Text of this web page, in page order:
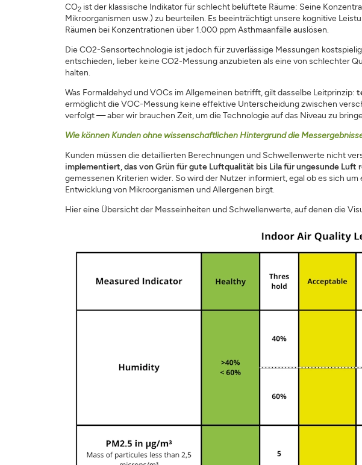
CO2ist der klassische Indikator für schlecht belüftete Räume: Seine
Mikroorganismen usw.) zu beurteilen. Es beeinträchtigt unsere kognitive
Räumen bei Konzentrationen über 1.000 ppm Asthmaanfälle auslösen.
Die CO2-Sensortechnologie ist jedoch für zuverlässige Messungen
entschieden, lieber keine CO2-Messung anzubieten als eine von schlechter
halten.
Was Formaldehyd und VOCs im Allgemeinen betrifft, gilt dasselbe Leitprinzip:
ermöglicht die VOC-Messung keine effektive Unterscheidung zwischen
verfolgt — aber wir brauchen Zeit, um die Technologie auf das Niveau zu
Wie können Kunden ohne wissenschaftlichen Hintergrund die
Kunden müssen die detaillierten Berechnungen und Schwellenwerte nicht
implementiert, das von Grün für gute Luftqualität bis Lila für ungesunde Luft
gemessenen Kriterien wider. So wird der Nutzer informiert, egal ob es sich
Entwicklung von Mikroorganismen und Allergenen birgt.
Hier eine Übersicht der Messeinheiten und Schwellenwerte, auf denen die